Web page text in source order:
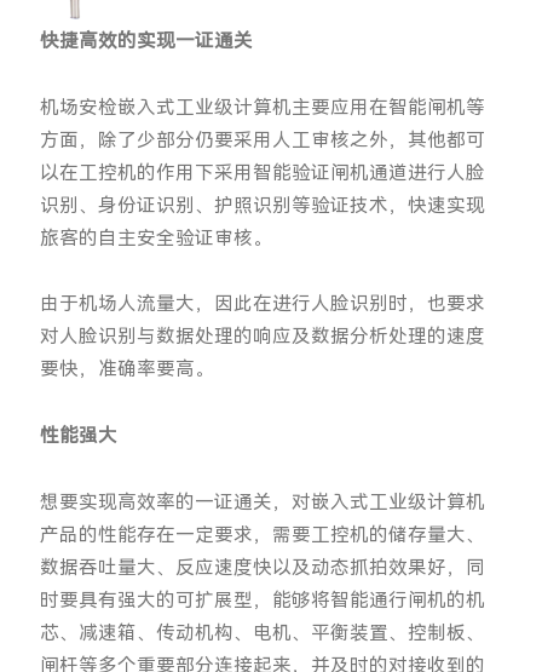
快捷高效的实现一证通关
机场安检嵌入式工业级计算机主要应用在智能闸机等
方面，除了少部分仍要采用人工审核之外，其他都可
以在工控机的作用下采用智能验证闸机通道进行人脸
识别、身份证识别、护照识别等验证技术，快速实现
旅客的自主安全验证审核。
由于机场人流量大，因此在进行人脸识别时，也要求
对人脸识别与数据处理的响应及数据分析处理的速度
要快，准确率要高。
性能强大
想要实现高效率的一证通关，对嵌入式工业级计算机
产品的性能存在一定要求，需要工控机的储存量大、
数据吞吐量大、反应速度快以及动态抓拍效果好，同
时要具有强大的可扩展型，能够将智能通行闸机的机
芯、减速箱、传动机构、电机、平衡装置、控制板、
闸杆等多个重要部分连接起来，并及时的对接收到的